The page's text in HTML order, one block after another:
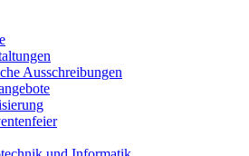
Ausschreibungen